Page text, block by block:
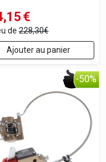
€
de 228,30€
Ajouter au panier
-50%